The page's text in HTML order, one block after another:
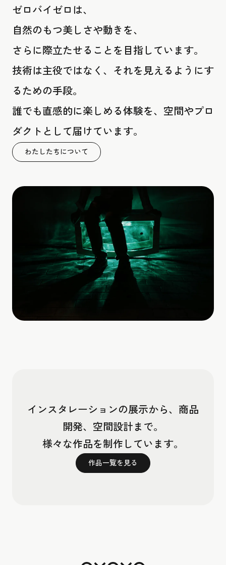
ゼロバイゼロは、
自然のもつ美しさや動きを、
さらに際立たせることを目指しています。
技術は主役ではなく、それを見えるようにす
るための手段。
誰でも直感的に楽しめる体験を、空間やプロ
ダクトとして届けています。
わたしたちについて
インスタレーションの展示から、商品
開発、空間設計まで。
様々な作品を制作しています。
作品一覧を見る